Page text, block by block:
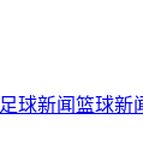
足球新闻篮球新